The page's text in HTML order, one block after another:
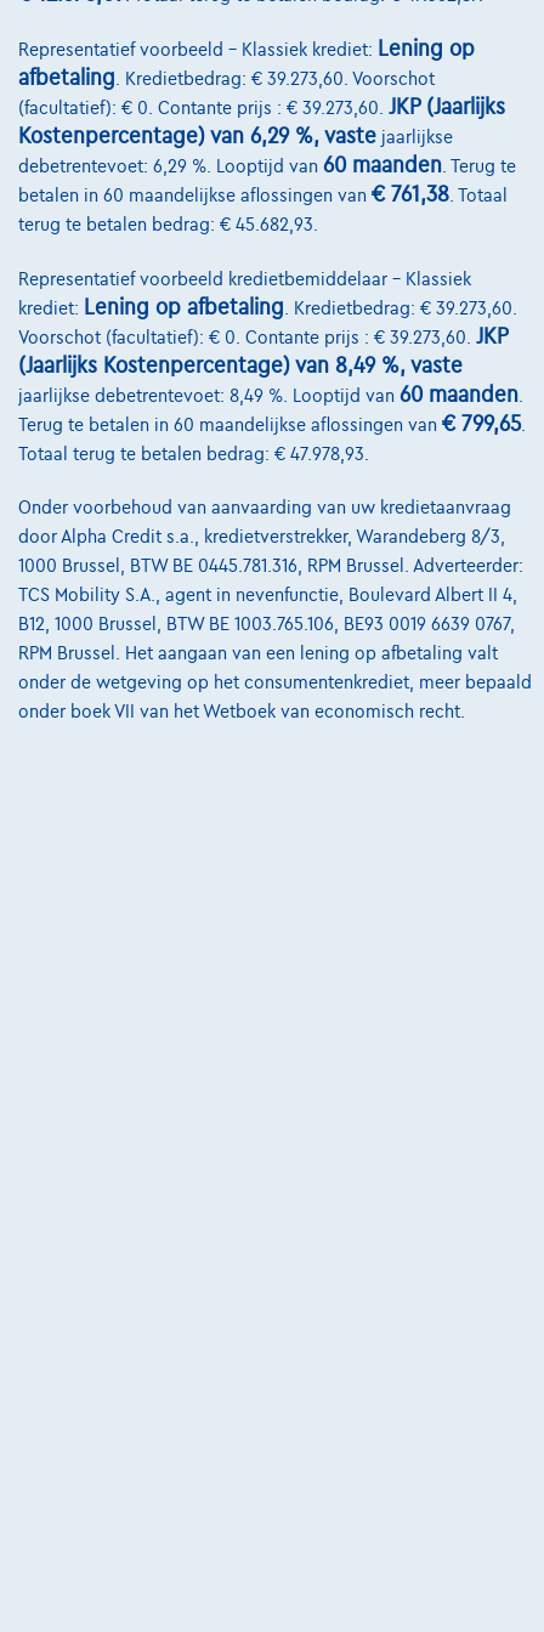
Ford Ranger
WILDTRAK
Automaat 177 kW ( 241 PK )
€57.990 ✓BTW aftrekbaar
Vanaf€1.180,73/maand
Ontdek het volledige cijfervoorbeeld
4671 Barchon,JLR Liège Automobiles
Vergelijk
Bekijk wagen
Representatief voorbeeld – Klassiek krediet: Lening op
afbetaling . Kredietbedrag: € 39.273,60. Voorschot
(facultatief): € 0. Contante prijs : € 39.273,60. JKP (Jaarlijks
Kostenpercentage) van 6,29 %, vaste jaarlijkse
debetrentevoet: 6,29 %. Looptijd van 60 maanden . Terug te
betalen in 60 maandelijkse aflossingen van € 761,38 . Totaal
terug te betalen bedrag: € 45.682,93.
Representatief voorbeeld kredietbemiddelaar – Klassiek
krediet: Lening op afbetaling . Kredietbedrag: € 39.273,60.
Voorschot (facultatief): € 0. Contante prijs : € 39.273,60. JKP
(Jaarlijks Kostenpercentage) van 8,49 %, vaste
jaarlijkse debetrentevoet: 8,49 %. Looptijd van 60 maanden
Terug te betalen in 60 maandelijkse aflossingen van € 799,65.
Totaal terug te betalen bedrag: € 47.978,93.
Onder voorbehoud van aanvaarding van uw kredietaanvraag
door Alpha Credit s.a., kredietverstrekker, Warandeberg 8/3,
1000 Brussel, BTW BE 0445.781.316, RPM Brussel. Adverteerder:
TCS Mobility S.A., agent in nevenfunctie, Boulevard Albert II 4,
B12, 1000 Brussel, BTW BE 1003.765.106, BE93 0019 6639 0767,
RPM Brussel. Het aangaan van een lening op afbetaling valt
onder de wetgeving op het consumentenkrediet, meer bepaald
onder boek VII van het Wetboek van economisch recht.